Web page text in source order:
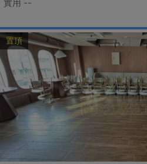
實用 --
置頂